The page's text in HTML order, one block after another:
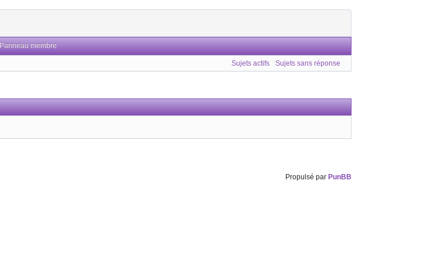
Panneau membre
Sujets actifs Sujets sans réponse
Propulsé par PunBB